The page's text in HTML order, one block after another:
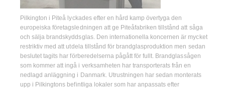
Pilkington i Piteå lyckades efter en hård kamp övertyga den
europeiska företagsledningen att ge Piteåfabriken tillstånd att såga
och sälja brandskyddsglas. Den internationella koncernen är mycket
restriktiv med att utdela tillstånd för brandglasproduktion men sedan
beslutet tagits har förberedelserna pågått för fullt. Brandglassågen
som kommer att ingå i verksamheten har transporterats från en
nedlagd anläggning i Danmark. Utrustningen har sedan monterats
upp i Pilkingtons befintliga lokaler som har anpassats efter